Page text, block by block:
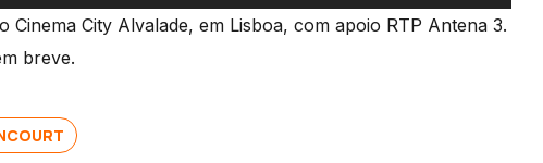
as
Cinema City Alvalade, em Lisboa, com apoio RTP Antena 3.
breve.